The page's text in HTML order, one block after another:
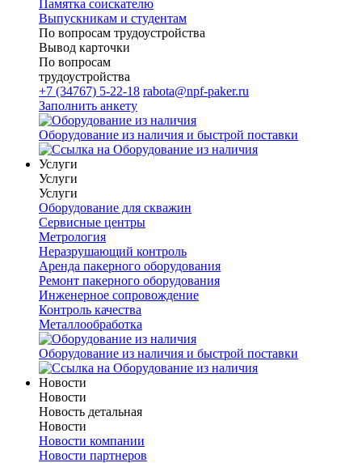
Памятка соискателю
Выпускникам и студентам
По вопросам трудоустройства
Вывод карточки
По вопросам
трудоустройства
+7 (34767) 5-22-18 rabota@npf-paker.ru
Заполнить анкету
Оборудование из наличия и быстрой поставки
Услуги
Услуги
Услуги
Оборудование для скважин
Сервисные центры
Метрология
Неразрушающий контроль
Аренда пакерного оборудования
Ремонт пакерного оборудования
Инженерное сопровождение
Контроль качества
Металлообработка
Оборудование из наличия и быстрой поставки
Новости
Новости
Новость детальная
Новости
Новости компании
Новости партнеров